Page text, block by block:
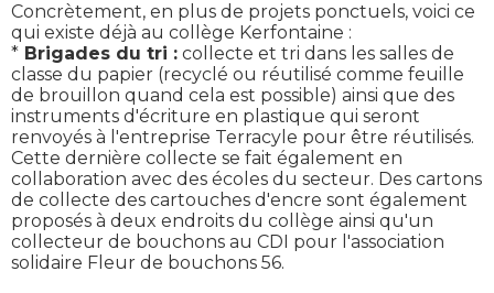
Concrètement, en plus de projets ponctuels, voici ce
qui existe déjà au collège Kerfontaine :
* Brigades du tri : collecte et tri dans les salles de
classe du papier (recyclé ou réutilisé comme feuille
de brouillon quand cela est possible) ainsi que des
instruments d'écriture en plastique qui seront
renvoyés à l'entreprise Terracyle pour être réutilisés.
Cette dernière collecte se fait également en
collaboration avec des écoles du secteur. Des cartons
de collecte des cartouches d'encre sont également
proposés à deux endroits du collège ainsi qu'un
collecteur de bouchons au CDI pour l'association
solidaire Fleur de bouchons 56.